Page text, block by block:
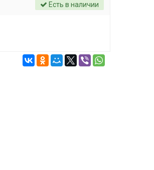
Есть в наличии